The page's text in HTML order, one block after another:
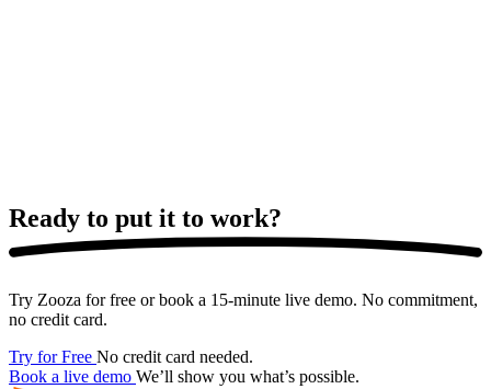
Ready to put it to work?
Try Zooza for free or book a 15-minute live demo. No commitment,
no credit card.
Try for Free No credit card needed.
Book a live demo We’ll show you what’s possible.